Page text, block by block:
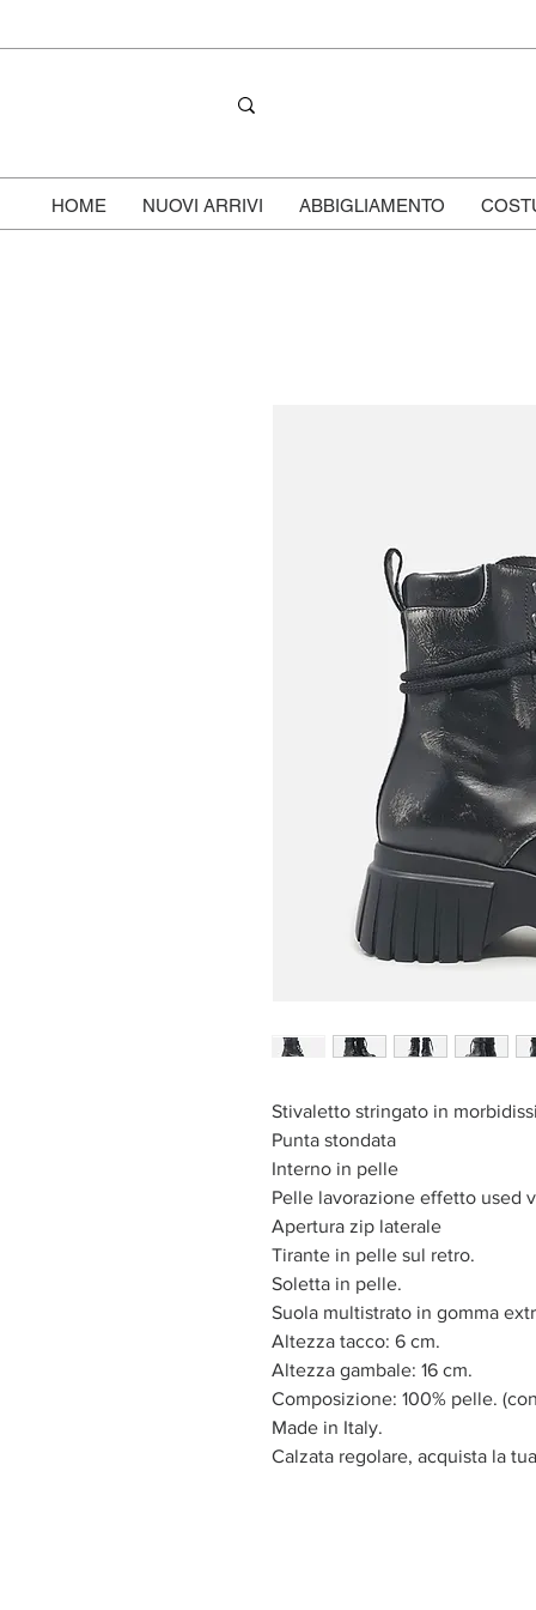
HOME NUOVI ARRIVI ABBIGLIAMENTO
Stivaletto stringato in
Punta stondata
Interno in pelle
Pelle lavorazione effetto used
Apertura zip laterale
Tirante in pelle sul retro.
Soletta in pelle.
Suola multistrato in gomma
Altezza tacco: 6 cm.
Altezza gambale: 16 cm.
Composizione: 100% pelle.
Made in Italy.
Calzata regolare, acquista la